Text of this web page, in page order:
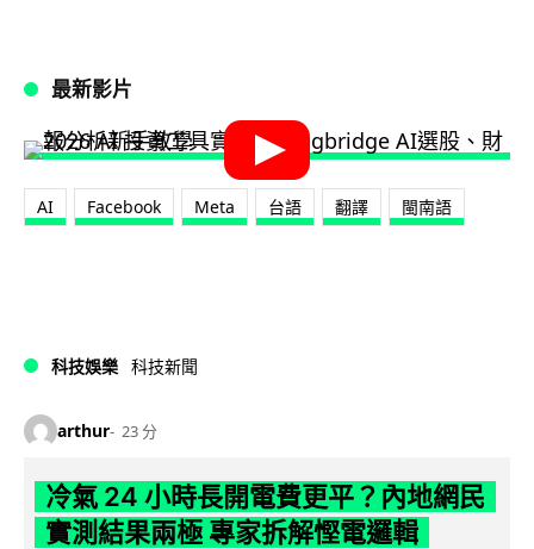
最新影片
AI Facebook Meta 台語 翻譯 閩南語
科技娛樂 科技新聞
arthur 23 分
冷氣 24 小時長開電費更平？內地網民
實測結果兩極 專家拆解慳電邏輯